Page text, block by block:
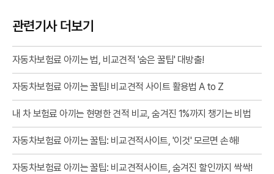
관련기사 더보기
자동차보험료 아끼는 법, 비교견적 '숨은 꿀팁' 대방출!
자동차보험료 아끼는 꿀팁! 비교견적 사이트 활용법 A to Z
내 차 보험료 아끼는 현명한 견적 비교, 숨겨진 1%까지 챙기는 비법
자동차보험료 아끼는 꿀팁: 비교견적사이트, '이것' 모르면 손해!
자동차보험료 아끼는 꿀팁: 비교견적사이트, 숨겨진 할인까지 싹싹!